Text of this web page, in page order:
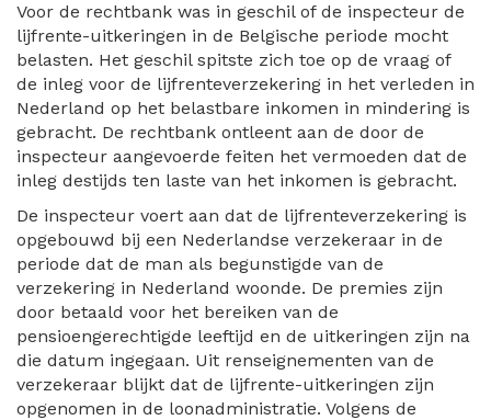
Voor de rechtbank was in geschil of de inspecteur de
lijfrente-uitkeringen in de Belgische periode mocht
belasten. Het geschil spitste zich toe op de vraag of
de inleg voor de lijfrenteverzekering in het verleden in
Nederland op het belastbare inkomen in mindering is
gebracht. De rechtbank ontleent aan de door de
inspecteur aangevoerde feiten het vermoeden dat de
inleg destijds ten laste van het inkomen is gebracht.
De inspecteur voert aan dat de lijfrenteverzekering is
opgebouwd bij een Nederlandse verzekeraar in de
periode dat de man als begunstigde van de
verzekering in Nederland woonde. De premies zijn
door betaald voor het bereiken van de
pensioengerechtigde leeftijd en de uitkeringen zijn na
die datum ingegaan. Uit renseignementen van de
verzekeraar blijkt dat de lijfrente-uitkeringen zijn
opgenomen in de loonadministratie. Volgens de